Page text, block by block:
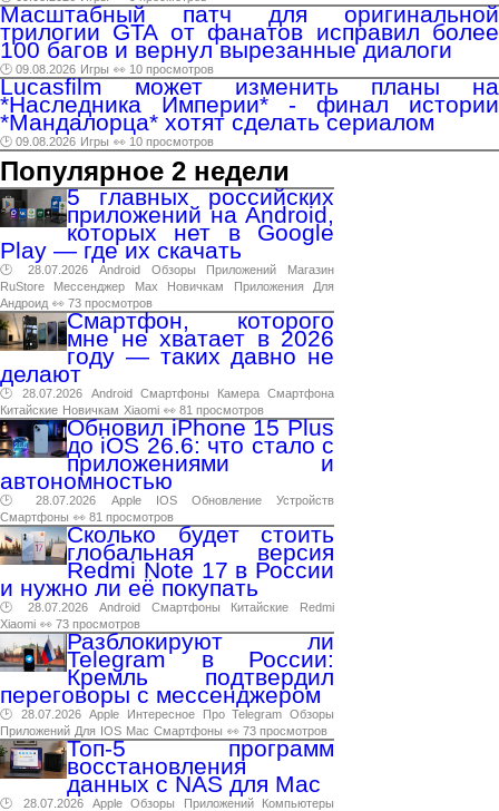
Масштабный патч для оригинальной
трилогии GTA от фанатов исправил более
100 багов и вернул вырезанные диалоги
🕑 09.08.2026 Игры 👀 10 просмотров
Lucasfilm может изменить планы на
*Наследника Империи* - финал истории
*Мандалорца* хотят сделать сериалом
🕑 09.08.2026 Игры 👀 10 просмотров
Популярное 2 недели
5 главных российских
приложений на Android,
которых нет в Google
Play — где их скачать
🕑 28.07.2026 Android Обзоры Приложений
Магазин
RuStore
Мессенджер Max Новичкам Приложения
Для
Андроид 👀 73 просмотров
Смартфон, которого
мне не хватает в 2026
году — таких давно не
делают
🕑 28.07.2026 Android Смартфоны Камера Смартфона
Китайские Новичкам Xiaomi 👀 81 просмотров
Обновил iPhone 15 Plus
до iOS 26.6: что стало с
приложениями и
автономностью
🕑 28.07.2026 Apple IOS Обновление
Устройств
Смартфоны 👀 81 просмотров
Сколько будет стоить
глобальная версия
Redmi Note 17 в России
и нужно ли её покупать
🕑 28.07.2026 Android Смартфоны Китайские
Redmi
Xiaomi 👀 73 просмотров
Разблокируют ли
Telegram в России:
Кремль подтвердил
переговоры с мессенджером
🕑 28.07.2026 Apple Интересное Про Telegram Обзоры
Приложений Для IOS Mac Смартфоны 👀 73 просмотров
Топ-5 программ
восстановления
данных с NAS для Mac
🕑 28.07.2026 Apple Обзоры Приложений
Компьютеры